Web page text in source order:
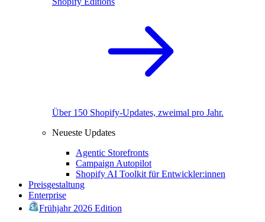
Über 150 Shopify-Updates, zweimal pro Jahr.
Neueste Updates
Agentic Storefronts
Campaign Autopilot
Shopify AI Toolkit für Entwickler:innen
Preisgestaltung
Enterprise
Frühjahr 2026 Edition